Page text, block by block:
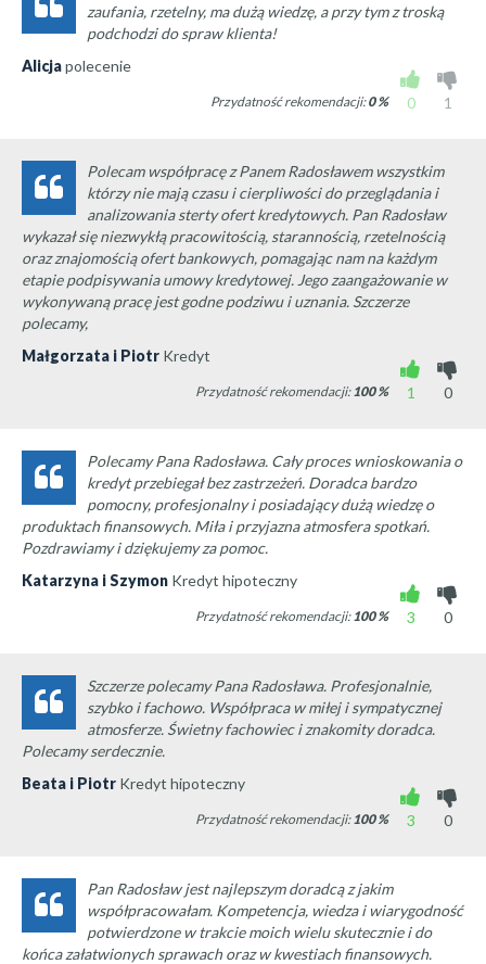
zaufania, rzetelny, ma dużą wiedzę, a przy tym z troską
podchodzi do spraw klienta!
Alicjapolecenie
0
1
Przydatność rekomendacji:0 %
Polecam współpracę z Panem Radosławem wszystkim
którzy nie mają czasu i cierpliwości do przeglądania i
analizowania sterty ofert kredytowych. Pan Radosław
wykazał się niezwykłą pracowitością, starannością, rzetelnością
oraz znajomością ofert bankowych, pomagając nam na każdym
etapie podpisywania umowy kredytowej. Jego zaangażowanie w
wykonywaną pracę jest godne podziwu i uznania. Szczerze
polecamy,
Małgorzata i Piotr Kredyt
1
0
Przydatność rekomendacji: 100 %
Polecamy Pana Radosława. Cały proces wnioskowania o
kredyt przebiegał bez zastrzeżeń. Doradca bardzo
pomocny, profesjonalny i posiadający dużą wiedzę o
produktach finansowych. Miła i przyjazna atmosfera spotkań.
Pozdrawiamy i dziękujemy za pomoc.
Katarzyna i Szymon Kredyt hipoteczny
3
0
Przydatność rekomendacji: 100 %
Szczerze polecamy Pana Radosława. Profesjonalnie,
szybko i fachowo. Współpraca w miłej i sympatycznej
atmosferze. Świetny fachowiec i znakomity doradca.
Polecamy serdecznie.
Beata i Piotr Kredyt hipoteczny
3
0
Przydatność rekomendacji: 100 %
Pan Radosław jest najlepszym doradcą z jakim
współpracowałam. Kompetencja, wiedza i wiarygodność
potwierdzone w trakcie moich wielu skutecznie i do
końca załatwionych sprawach oraz w kwestiach finansowych.